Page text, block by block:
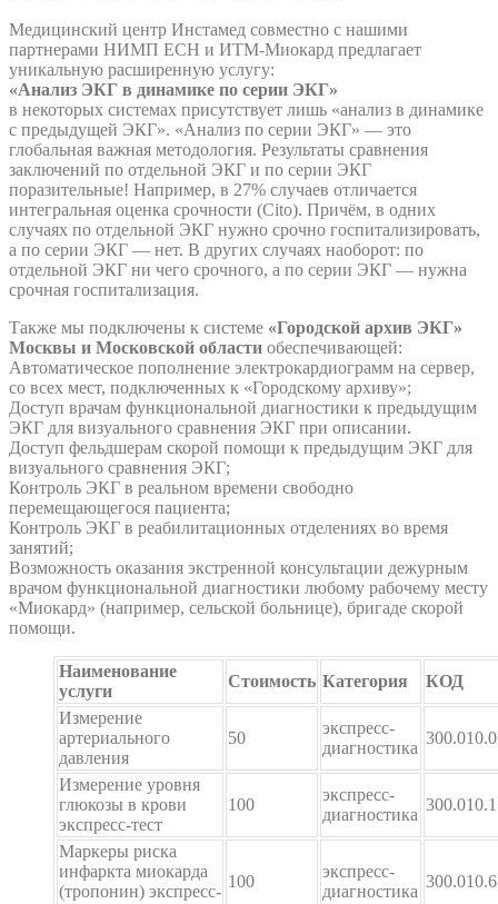
Медицинский центр Инстамед совместно с нашими
партнерами НИМП ЕСН и ИТМ-Миокард предлагает
уникальную расширенную услугу:
«Анализ ЭКГ в динамике по серии ЭКГ»
в некоторых системах присутствует лишь «анализ в динамике
с предыдущей ЭКГ». «Анализ по серии ЭКГ» — это
глобальная важная методология. Результаты сравнения
заключений по отдельной ЭКГ и по серии ЭКГ
поразительные! Например, в 27% случаев отличается
интегральная оценка срочности (Cito). Причём, в одних
случаях по отдельной ЭКГ нужно срочно госпитализировать,
а по серии ЭКГ — нет. В других случаях наоборот: по
отдельной ЭКГ ни чего срочного, а по серии ЭКГ — нужна
срочная госпитализация.
Также мы подключены к системе «Городской архив ЭКГ»
Москвы и Московской области обеспечивающей:
Автоматическое пополнение электрокардиограмм на сервер,
со всех мест, подключенных к «Городскому архиву»;
Доступ врачам функциональной диагностики к предыдущим
ЭКГ для визуального сравнения ЭКГ при описании.
Доступ фельдшерам скорой помощи к предыдущим ЭКГ для
визуального сравнения ЭКГ;
Контроль ЭКГ в реальном времени свободно
перемещающегося пациента;
Контроль ЭКГ в реабилитационных отделениях во время
занятий;
Возможность оказания экстренной консультации дежурным
врачом функциональной диагностики любому рабочему месту
«Миокард» (например, сельской больнице), бригаде скорой
помощи.
Наименование
услуги
Cтоимость Категория
КОД
Измерение
артериального
давления
50
экспресс-
диагностика
300.010.0
Измерение уровня
глюкозы в крови
экспресс-тест
100
экспресс-
диагностика
300.010.1
Маркеры риска
инфаркта миокарда
(тропонин) экспресс-
100
экспресс-
диагностика
300.010.6